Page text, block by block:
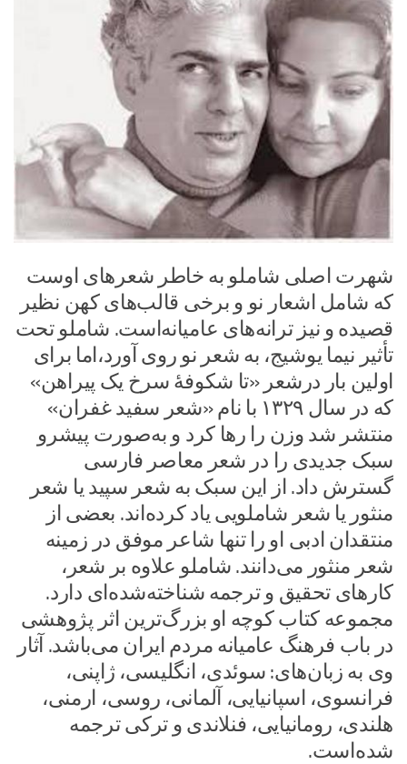
شهرت اصلی شاملو به خاطر شعرهای اوست
که شامل اشعار نو و برخی قالب‌های کهن نظیر
قصیده و نیز ترانه‌های عامیانه‌است. شاملو تحت
تأثیر نیما یوشیج، به شعر نو روی آورد،اما برای
اولین بار درشعر «تا شکوفهٔ سرخ یک پیراهن»
که در سال ۱۳۲۹ با نام «شعر سفید غفران»
منتشر شد وزن را رها کرد و به‌صورت پیشرو
سبک جدیدی را در شعر معاصر فارسی
گسترش داد. از این سبک به شعر سپید یا شعر
منثور یا شعر شاملویی یاد کرده‌اند. بعضی از
منتقدان ادبی او را تنها شاعر موفق در زمینه
شعر منثور می‌دانند. شاملو علاوه بر شعر،
کارهای تحقیق و ترجمه شناخته‌شده‌ای دارد.
مجموعه کتاب کوچه او بزرگ‌ترین اثر پژوهشی
در باب فرهنگ عامیانه مردم ایران می‌باشد. آثار
وی به زبان‌های: سوئدی، انگلیسی، ژاپنی،
فرانسوی، اسپانیایی، آلمانی، روسی، ارمنی،
هلندی، رومانیایی، فنلاندی و ترکی ترجمه
شده‌است.